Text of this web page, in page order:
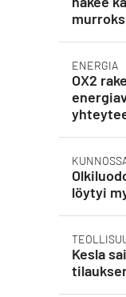
ENERGIA
OX2
löytyi
Kesla